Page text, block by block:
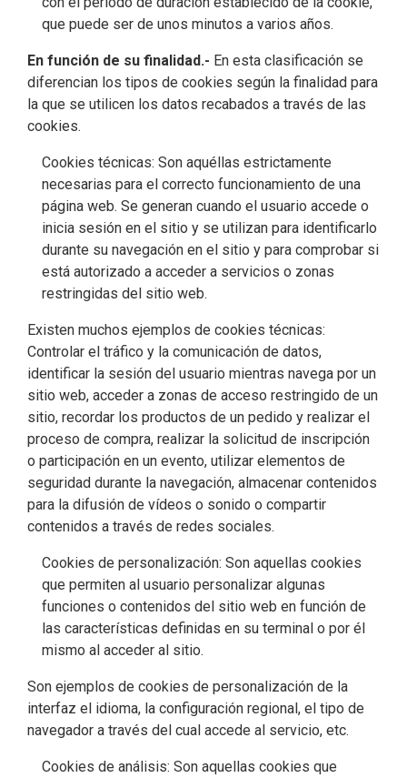
que puede ser de unos minutos a varios años.
En función de su finalidad.- En esta clasificación se
diferencian los tipos de cookies según la finalidad para
la que se utilicen los datos recabados a través de las
cookies.
Cookies técnicas: Son aquéllas estrictamente
necesarias para el correcto funcionamiento de una
página web. Se generan cuando el usuario accede o
inicia sesión en el sitio y se utilizan para identificarlo
durante su navegación en el sitio y para comprobar si
está autorizado a acceder a servicios o zonas
restringidas del sitio web.
Existen muchos ejemplos de cookies técnicas:
Controlar el tráfico y la comunicación de datos,
identificar la sesión del usuario mientras navega por un
sitio web, acceder a zonas de acceso restringido de un
sitio, recordar los productos de un pedido y realizar el
proceso de compra, realizar la solicitud de inscripción
o participación en un evento, utilizar elementos de
seguridad durante la navegación, almacenar contenidos
para la difusión de vídeos o sonido o compartir
contenidos a través de redes sociales.
Cookies de personalización: Son aquellas cookies
que permiten al usuario personalizar algunas
funciones o contenidos del sitio web en función de
las características definidas en su terminal o por él
mismo al acceder al sitio.
Son ejemplos de cookies de personalización de la
interfaz el idioma, la configuración regional, el tipo de
navegador a través del cual accede al servicio, etc.
Cookies de análisis: Son aquellas cookies que